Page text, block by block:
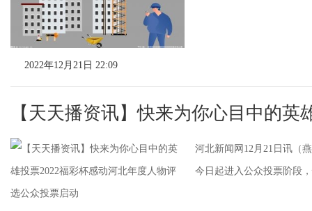
2022年12月21日 22:09
【天天播资讯】快来为你心目中的英
河北新闻网12月21日讯（
今日起进入公众投票阶段